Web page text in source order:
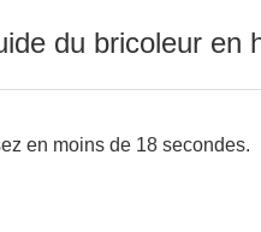
du bricoleur en
en moins de 18 secondes.